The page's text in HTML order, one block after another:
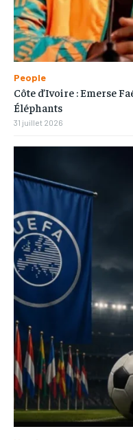
People
Côte d’Ivoire : Emerse
Éléphants
31 juillet 2026